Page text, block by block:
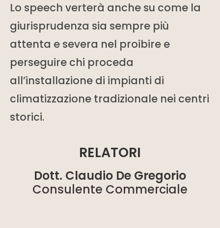
Lo speech verterà anche su come la
giurisprudenza sia sempre più
attenta e severa nel proibire e
perseguire chi proceda
all’installazione di impianti di
climatizzazione tradizionale nei centri
storici.
RELATORI
Dott. Claudio De Gregorio
Consulente Commerciale